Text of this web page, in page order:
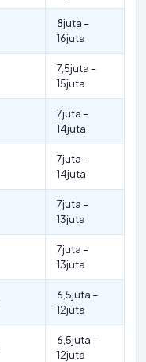
8juta –
16juta
7,5juta –
15juta
7juta –
14juta
7juta –
14juta
7juta –
13juta
7juta –
13juta
6,5juta –
12juta
6,5juta –
12juta